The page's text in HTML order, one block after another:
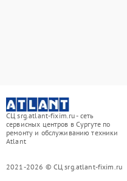
СЦ srg.atlant-fixim.ru - сеть
сервисных центров в Сургуте по
ремонту и обслуживанию техники
Atlant
2021-2026 © СЦ srg.atlant-fixim.ru